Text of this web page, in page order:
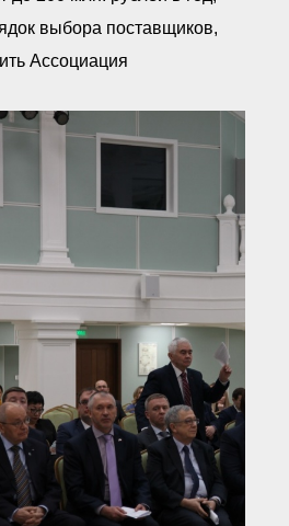
выбора поставщиков,
Ассоциация